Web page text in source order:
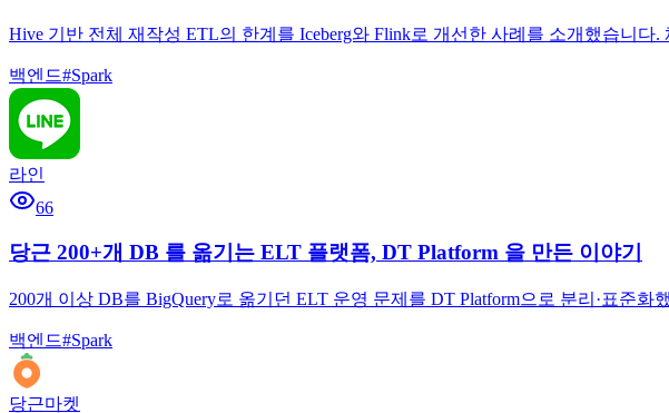
Hive 기반 전체 재작성 ETL의 한계를 Iceberg와 Flink로 개선한 사례를 소개했습니
백엔드#Spark
라인
66
당근 200+개 DB 를 옮기는 ELT 플랫폼, DT Platform 을 만든 이야기
200개 이상 DB를 BigQuery로 옮기던 ELT 운영 문제를 DT Platform으로 분리·표준
백엔드#Spark
당근마켓